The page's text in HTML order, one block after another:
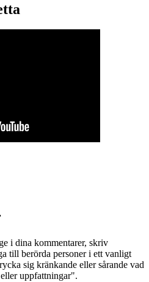
i dina kommentarer, skriv
till berörda personer i ett vanligt
sig kränkande eller sårande vad
uppfattningar".